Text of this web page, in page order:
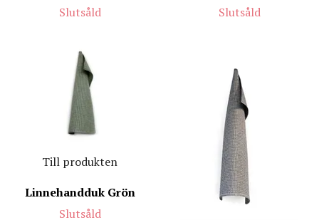
Slutsåld
Slutsåld
Till produkten
Linnehandduk Grön
Slutsåld